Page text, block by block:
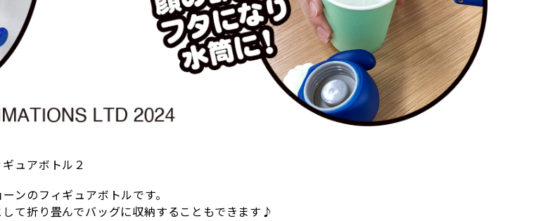
ュアボトル２
ンのフィギュアボトルです。
て折り畳んでバッグに収納することもできます♪